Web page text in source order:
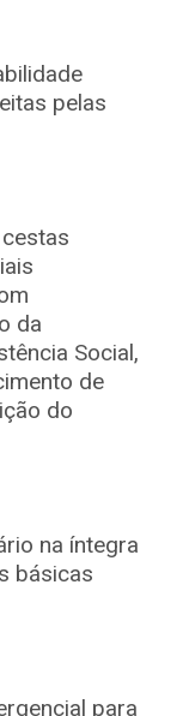
pelas
da
Social,
de
do
na íntegra
básicas
para